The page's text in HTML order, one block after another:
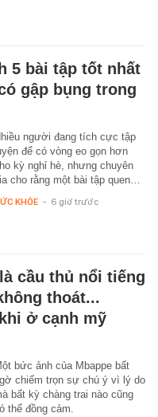
5 bài tập tốt nhất
gập bụng trong
người đang tích cực tập
để có vòng eo gọn hơn
kỳ nghỉ hè, nhưng chuyên
cho rằng một bài tập quen…
KHỎE - 6 giờ trước
cầu thủ nổi tiếng
thoát...
ở cạnh mỹ
bức ảnh của Mbappe bất
chiếm trọn sự chú ý vì lý do
bất kỳ chàng trai nào cũng
thể đồng cảm.